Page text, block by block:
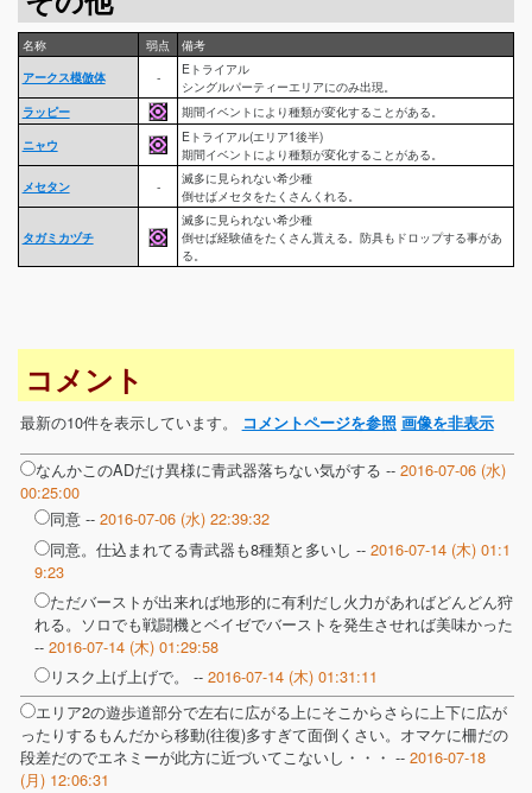
名称 弱点
備考
アークス模倣体
-
Eトライアル
シングルパーティーエリアにのみ出現。
ラッピー
期間イベントにより種類が変化することがある。
ニャウ
Eトライアル(エリア1後半)
期間イベントにより種類が変化することがある。
メセタン
-
滅多に見られない希少種
倒せばメセタをたくさんくれる。
タガミカヅチ
滅多に見られない希少種
倒せば経験値をたくさん貰える。防具もドロップする事があ
る。
コメント
最新の10件を表示しています。 コメントページを参照 画像を非表示
なんかこのADだけ異様に青武器落ちない気がする -- 2016-07-06 (水)
00:25:00
同意 -- 2016-07-06 (水) 22:39:32
同意。仕込まれてる青武器も8種類と多いし -- 2016-07-14 (木) 01:1
9:23
ただバーストが出来れば地形的に有利だし火力があればどんどん狩
れる。ソロでも戦闘機とベイゼでバーストを発生させれば美味かった
-- 2016-07-14 (木) 01:29:58
リスク上げ上げで。 -- 2016-07-14 (木) 01:31:11
エリア2の遊歩道部分で左右に広がる上にそこからさらに上下に広が
ったりするもんだから移動(往復)多すぎて面倒くさい。オマケに柵だの
段差だのでエネミーが此方に近づいてこないし・・・ -- 2016-07-18
(月) 12:06:31